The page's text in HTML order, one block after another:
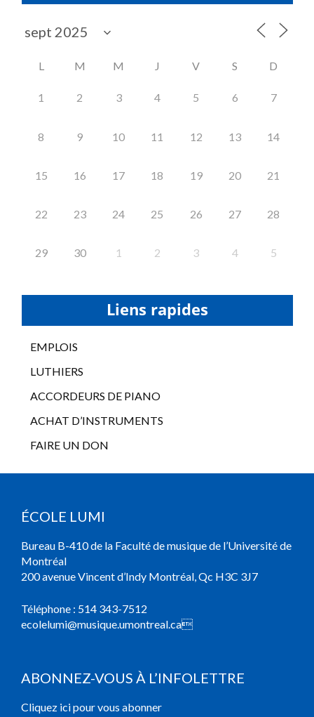
L M M J V S D
1 2 3 4 5 6 7
8 9 10 11 12 13 14
15 16 17 18 19 20 21
22 23 24 25 26 27 28
29 30 1 2 3 4 5
Liens rapides
EMPLOIS
LUTHIERS
ACCORDEURS DE PIANO
ACHAT D’INSTRUMENTS
FAIRE UN DON
ÉCOLE LUMI
Bureau B-410 de la Faculté de musique de l’Université de
Montréal
200 avenue Vincent d’Indy Montréal, Qc H3C 3J7
Téléphone : 514 343-7512
ecolelumi@musique.umontreal.ca
ABONNEZ-VOUS À L’INFOLETTRE
Cliquez ici pour vous abonner